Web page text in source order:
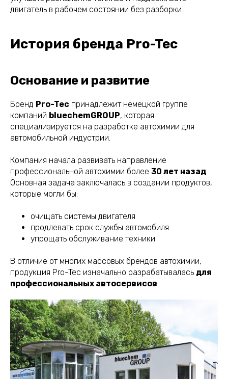
двигатель в рабочем состоянии без разборки.
История бренда Pro-Tec
Основание и развитие
Бренд Pro-Tec принадлежит немецкой группе
компаний bluechemGROUP, которая
специализируется на разработке автохимии для
автомобильной индустрии.
Компания начала развивать направление
профессиональной автохимии более 30 лет назад.
Основная задача заключалась в создании продуктов,
которые могли бы:
очищать системы двигателя
продлевать срок службы автомобиля
упрощать обслуживание техники.
В отличие от многих массовых брендов автохимии,
продукция Pro-Tec изначально разрабатывалась для
профессиональных автосервисов.